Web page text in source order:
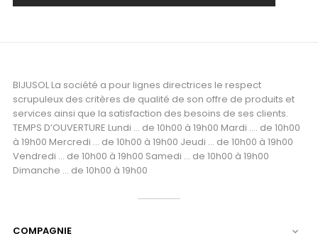
BIJUSOL La société a pour lignes directrices le respect
scrupuleux des critères de qualité de son offre de produits et
services ainsi que la satisfaction des besoins de ses clients.
TEMPS D’OUVERTURE Lundi ... de 10h00 à 19h00 Mardi .... de 10h00
à 19h00 Mercredi ... de 10h00 à 19h00 Jeudi ... de 10h00 à 19h00
Vendredi ... de 10h00 à 19h00 Samedi ... de 10h00 à 19h00
Dimanche ... de 10h00 à 19h00
COMPAGNIE 